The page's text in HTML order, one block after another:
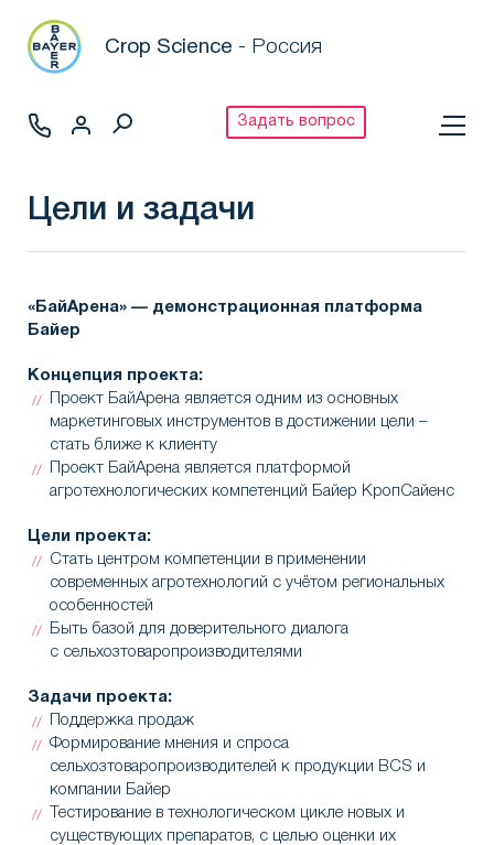
Crop Science - Россия
Задать вопрос
Цели и задачи
«БайАрена» — демонстрационная платформа
Байер
Концепция проекта:
Проект БайАрена является одним из основных
маркетинговых инструментов в достижении цели –
стать ближе к клиенту
Проект БайАрена является платформой
агротехнологических компетенций Байер КропСайенс
Цели проекта:
Стать центром компетенции в применении
современных агротехнологий с учётом региональных
особенностей
Быть базой для доверительного диалога
с сельхозтоваропроизводителями
Задачи проекта:
Поддержка продаж
Формирование мнения и спроса
сельхозтоваропроизводителей к продукции BCS и
компании Байер
Тестирование в технологическом цикле новых и
существующих препаратов, с целью оценки их